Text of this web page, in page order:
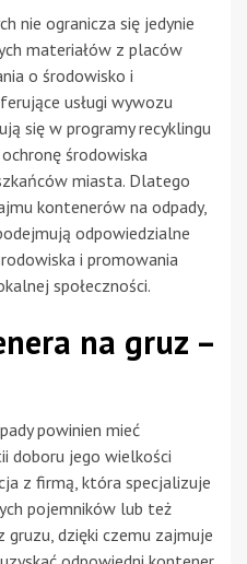
nie ogranicza się jedynie
materiałów z placów
o środowisko i
usługi wywozu
się w programy recyklingu
środowiska
miasta. Dlatego
kontenerów na odpady,
odpowiedzialne
i promowania
społeczności.
na gruz –
powinien mieć
doboru jego wielkości
z firmą, która specjalizuje
pojemników lub też
dzięki czemu zajmuje